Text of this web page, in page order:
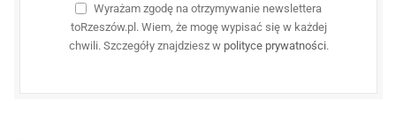
Wyrażam zgodę na otrzymywanie newslettera
toRzeszów.pl. Wiem, że mogę wypisać się w każdej
chwili. Szczegóły znajdziesz w polityce prywatności.